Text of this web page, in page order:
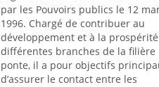
par les Pouvoirs publics le 12
1996. Chargé de contribuer au
développement et à la
différentes branches de la filière
ponte, il a pour objectifs
d’assurer le contact entre les